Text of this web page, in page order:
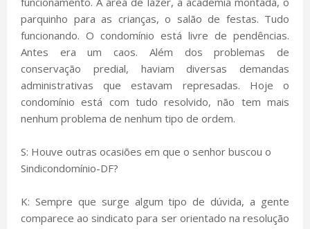
parquinho para as crianças, o salão de festas. Tudo
funcionando. O condomínio está livre de pendências.
Antes era um caos. Além dos problemas de
conservação predial, haviam diversas demandas
administrativas que estavam represadas. Hoje o
condomínio está com tudo resolvido, não tem mais
nenhum problema de nenhum tipo de ordem.
S: Houve outras ocasiões em que o senhor buscou o
Sindicondomínio-DF?
K: Sempre que surge algum tipo de dúvida, a gente
comparece ao sindicato para ser orientado na resolução